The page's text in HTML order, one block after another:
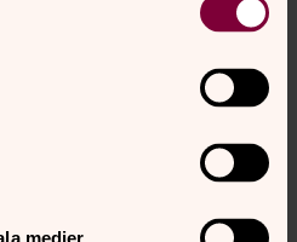
medier
körens medlemmar har god
församlingshem